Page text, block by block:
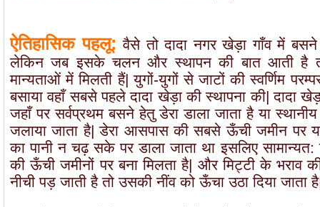
ऐतिहासिक पहलू:वैसे तो दादा नगर खेड़ा गाँव में बसने
लेकिन जब इसके चलन और स्थापन की बात आती है
मान्यताओं में मिलती हैं| युगों-युगों से जाटों की स्वर्णिम
बसाया वहाँ सबसे पहले दादा खेड़ा की स्थापना की| दादा
जहाँ पर सर्वप्रथम बसने हेतु डेरा डाला जाता है या
जलाया जाता है| डेरा आसपास की सबसे ऊँची जमीन पर
का पानी न चढ़ सके पर डाला जाता था इसलिए सामान्यत:
की ऊँची जमीनों पर बना मिलता है| और मिट्टी के भराव
नीची पड़ जाती है तो उसकी नींव को ऊँचा उठा दिया जाता